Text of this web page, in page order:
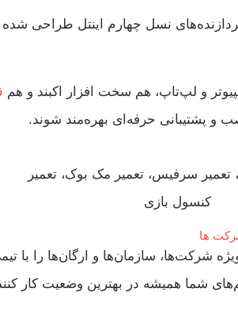
و لپ‌تاپ، هم سخت‌ افزار اکبند و هم
و پشتیبانی حرفه‌ای بهره‌مند شوند.
ها
سازمان‌ها و ارگان‌ها را با
شما همیشه در بهترین وضعیت کار